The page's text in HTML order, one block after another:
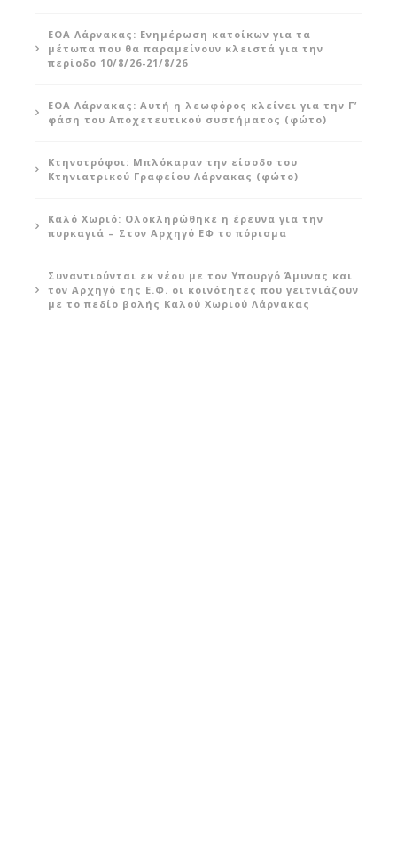
ΕΟΑ Λάρνακας: Ενημέρωση κατοίκων για τα
μέτωπα που θα παραμείνουν κλειστά για την
περίοδο 10/8/26-21/8/26
ΕΟΑ Λάρνακας: Αυτή η λεωφόρος κλείνει για την Γ’
φάση του Αποχετευτικού συστήματος (φώτο)
Κτηνοτρόφοι: Μπλόκαραν την είσοδο του
Κτηνιατρικού Γραφείου Λάρνακας (φώτο)
Καλό Χωριό: Ολοκληρώθηκε η έρευνα για την
πυρκαγιά – Στον Αρχηγό ΕΦ το πόρισμα
Συναντιούνται εκ νέου με τον Υπουργό Άμυνας και
τον Αρχηγό της Ε.Φ. οι κοινότητες που γειτνιάζουν
με το πεδίο βολής Καλού Χωριού Λάρνακας